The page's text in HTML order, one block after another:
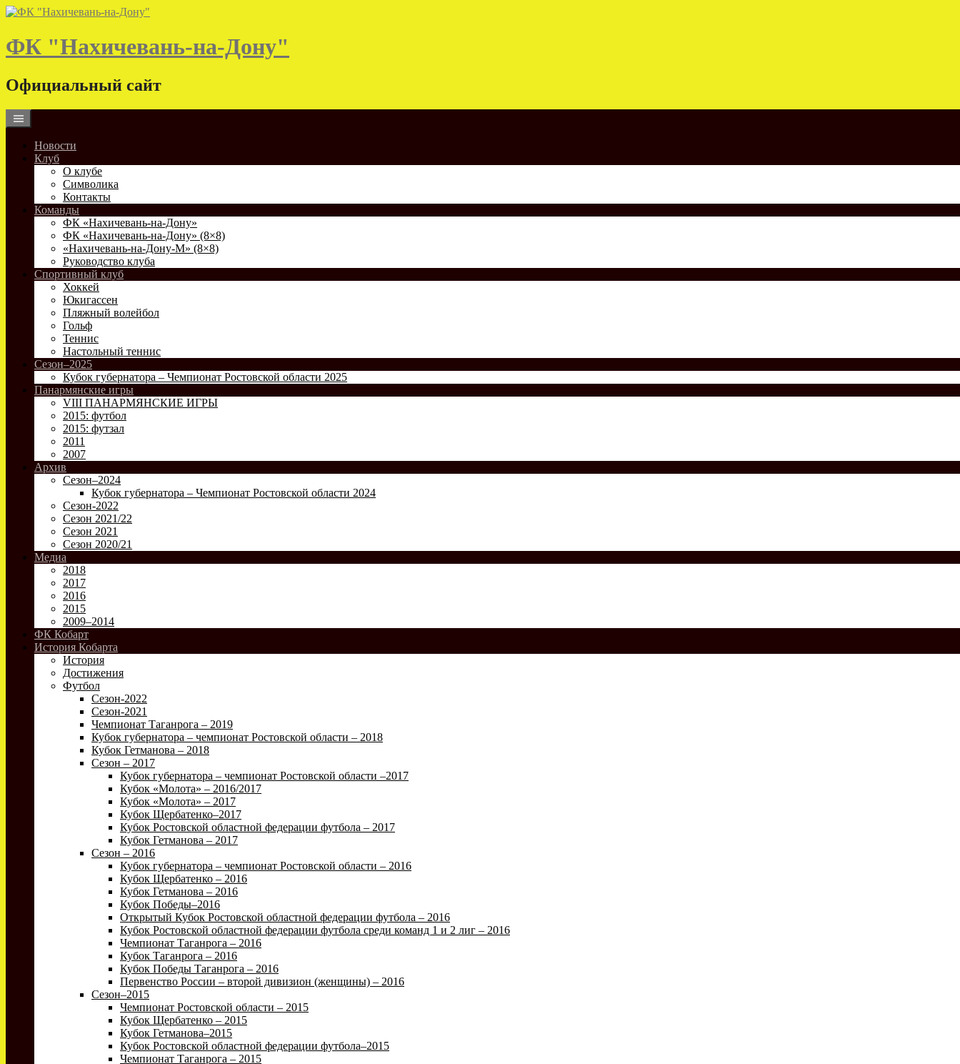
Skip
content
ФК "Нахичевань-на-Дону"
Официальный сайт
Новости
Клуб
О клубе
Символика
Контакты
Команды
ФК «Нахичевань-на-Дону»
ФК «Нахичевань-на-Дону» (8×8)
«Нахичевань-на-Дону-М» (8×8)
Руководство клуба
Спортивный клуб
Хоккей
Юкигассен
Пляжный волейбол
Гольф
Теннис
Настольный теннис
Сезон–2025
Кубок губернатора – Чемпионат Ростовской области 2025
Панармянские игры
VIII ПАНАРМЯНСКИЕ ИГРЫ
2015: футбол
2015: футзал
2011
2007
Архив
Сезон–2024
Кубок губернатора – Чемпионат Ростовской области 2024
Сезон-2022
Сезон 2021/22
Сезон 2021
Сезон 2020/21
Медиа
2018
2017
2016
2015
2009–2014
ФК Кобарт
История Кобарта
История
Достижения
Футбол
Сезон-2022
Сезон-2021
Чемпионат Таганрога – 2019
Кубок губернатора – чемпионат Ростовской области – 2018
Кубок Гетманова – 2018
Сезон – 2017
Кубок губернатора – чемпионат Ростовской области –2017
Кубок «Молота» – 2016/2017
Кубок «Молота» – 2017
Кубок Щербатенко–2017
Кубок Ростовской областной федерации футбола – 2017
Кубок Гетманова – 2017
Сезон – 2016
Кубок губернатора – чемпионат Ростовской области – 2016
Кубок Щербатенко – 2016
Кубок Гетманова – 2016
Кубок Победы–2016
Открытый Кубок Ростовской областной федерации футбола – 2016
Кубок Ростовской областной федерации футбола среди команд 1 и 2 лиг – 2016
Чемпионат Таганрога – 2016
Кубок Таганрога – 2016
Кубок Победы Таганрога – 2016
Первенство России – второй дивизион (женщины) – 2016
Сезон–2015
Чемпионат Ростовской области – 2015
Кубок Щербатенко – 2015
Кубок Гетманова–2015
Кубок Ростовской областной федерации футбола–2015
Чемпионат Таганрога – 2015